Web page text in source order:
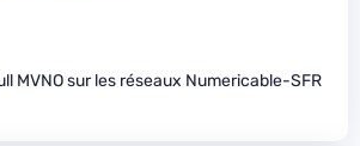
MVNO sur les réseaux Numericable-SFR